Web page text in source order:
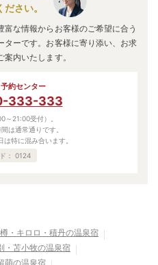
さい。
な情報からお客様のご希望に合う
ーです。お客様に寄り添い、お求
内いたします。
約センター
333-333
～21:00受付）。
は通常通りです。
特に混み合います。
： 0124
・キロロ・積丹の温泉宿
・苫小牧の温泉宿
萌の温泉宿